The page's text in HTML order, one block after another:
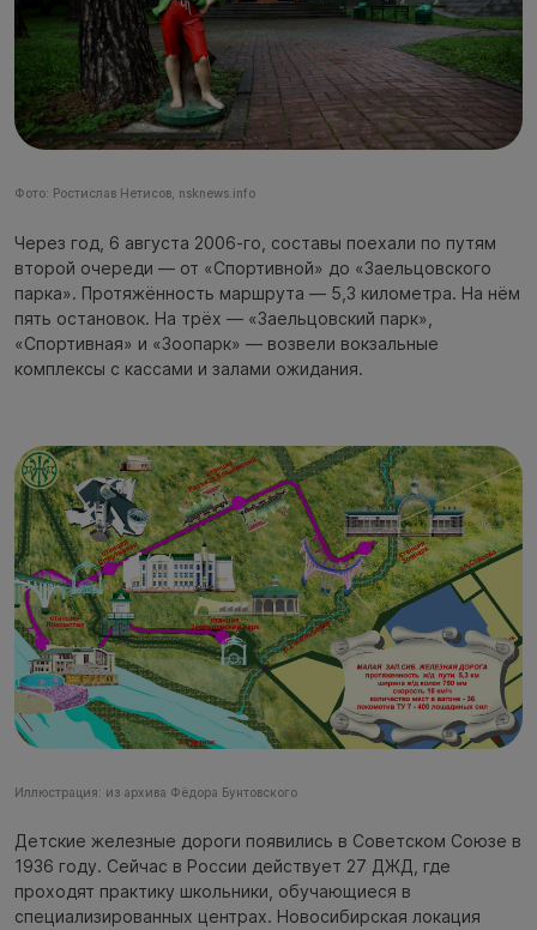
Фото: Ростислав Нетисов, nsknews.info
Через год, 6 августа 2006-го, составы поехали по путям
второй очереди — от «Спортивной» до «Заельцовского
парка». Протяжённость маршрута — 5,3 километра. На нём
пять остановок. На трёх — «Заельцовский парк»,
«Спортивная» и «Зоопарк» — возвели вокзальные
комплексы с кассами и залами ожидания.
Иллюстрация: из архива Фёдора Бунтовского
Детские железные дороги появились в Советском Союзе в
1936 году. Сейчас в России действует 27 ДЖД, где
проходят практику школьники, обучающиеся в
специализированных центрах. Новосибирская локация